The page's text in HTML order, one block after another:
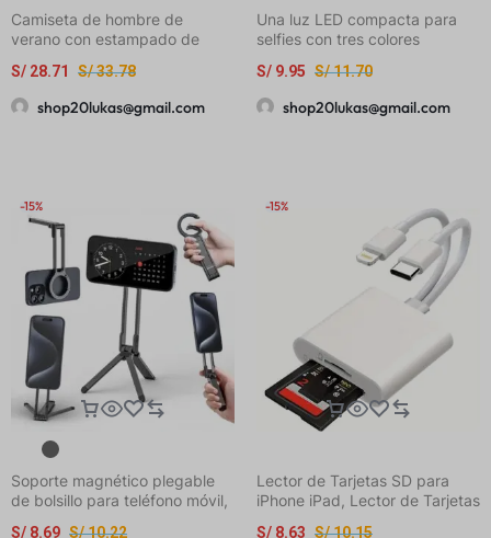
Camiseta de hombre de
verano con estampado de
oversized, vintage, lavada,
cuello redondo de alta calidad
S/33.78
S/ 28.71
shop20lukas@gmail.com
Una luz LED compacta para
selfies con tres colores
con teléfonos, cámaras y
laptops. Ideal para mejorar
selfies, videollamadas y vlogs
S/11.70
S/ 9.95
shop20lukas@gmail.com
-15%
Soporte magnético plegable
de bolsillo para teléfono móvil,
S/10.22
S/ 8.69
-15%
Lector de Tarjetas SD para
iPhone iPad, Lector de Tarjetas
S/10.15
S/ 8.63